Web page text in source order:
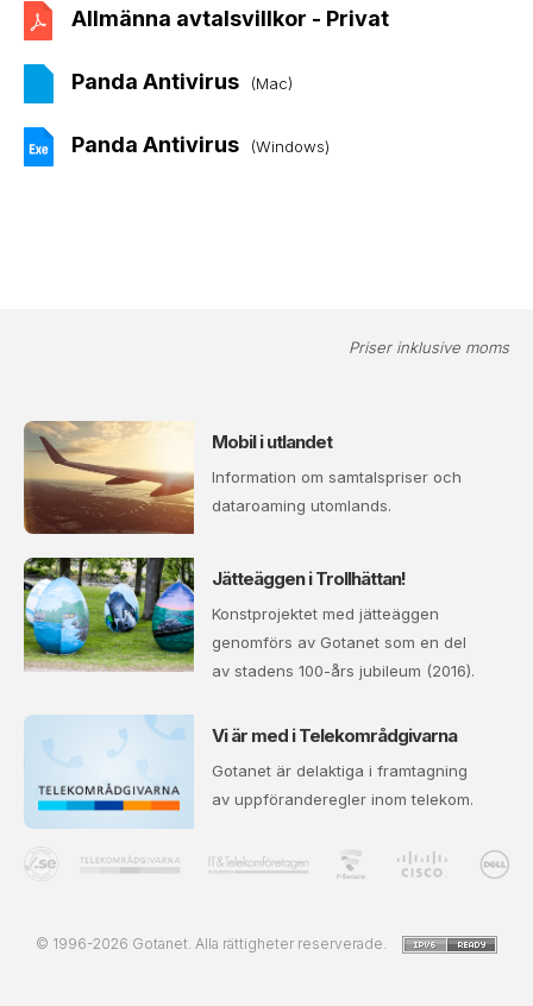
Allmänna avtalsvillkor - Privat
Panda Antivirus (Mac)
Panda Antivirus (Windows)
Priser inklusive moms
Mobil i utlandet
Information om samtalspriser och
dataroaming utomlands.
Jätteäggen i Trollhättan!
Konstprojektet med jätteäggen
genomförs av Gotanet som en del
av stadens 100-års jubileum (2016).
Vi är med i Telekområdgivarna
Gotanet är delaktiga i framtagning
av uppföranderegler inom telekom.
© 1996-2026 Gotanet. Alla rättigheter reserverade.